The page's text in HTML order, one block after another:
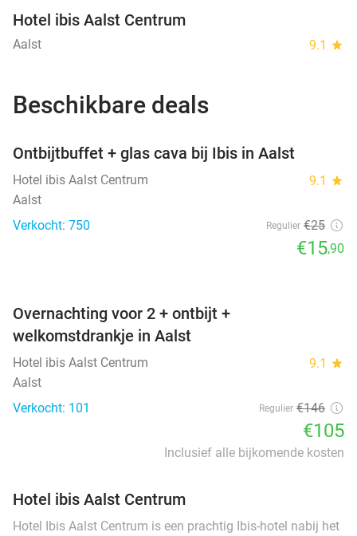
Hotel ibis Aalst Centrum
Aalst 9.1 star
Beschikbare deals
SOLD
OUT
Ontbijtbuffet + glas cava bij Ibis in Aalst
Hotel ibis Aalst Centrum 9.1 star
Aalst
Verkocht: 750
Regulier €25
€15,90
Overnachting voor 2 + ontbijt +
welkomstdrankje in Aalst
Hotel ibis Aalst Centrum 9.1 star
Aalst
Verkocht: 101
Regulier €146
€105
Inclusief alle bijkomende kosten
Hotel ibis Aalst Centrum
Hotel Ibis Aalst Centrum is een prachtig Ibis-hotel nabij het